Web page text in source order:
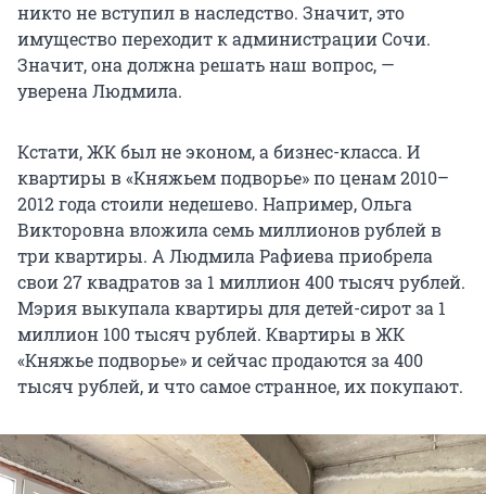
никто не вступил в наследство. Значит, это
имущество переходит к администрации Сочи.
Значит, она должна решать наш вопрос, —
уверена Людмила.
Кстати, ЖК был не эконом, а бизнес-класса. И
квартиры в «Княжьем подворье» по ценам 2010–
2012 года стоили недешево. Например, Ольга
Викторовна вложила семь миллионов рублей в
три квартиры. А Людмила Рафиева приобрела
свои 27 квадратов за 1 миллион 400 тысяч рублей.
Мэрия выкупала квартиры для детей-сирот за 1
миллион 100 тысяч рублей. Квартиры в ЖК
«Княжье подворье» и сейчас продаются за 400
тысяч рублей, и что самое странное, их покупают.